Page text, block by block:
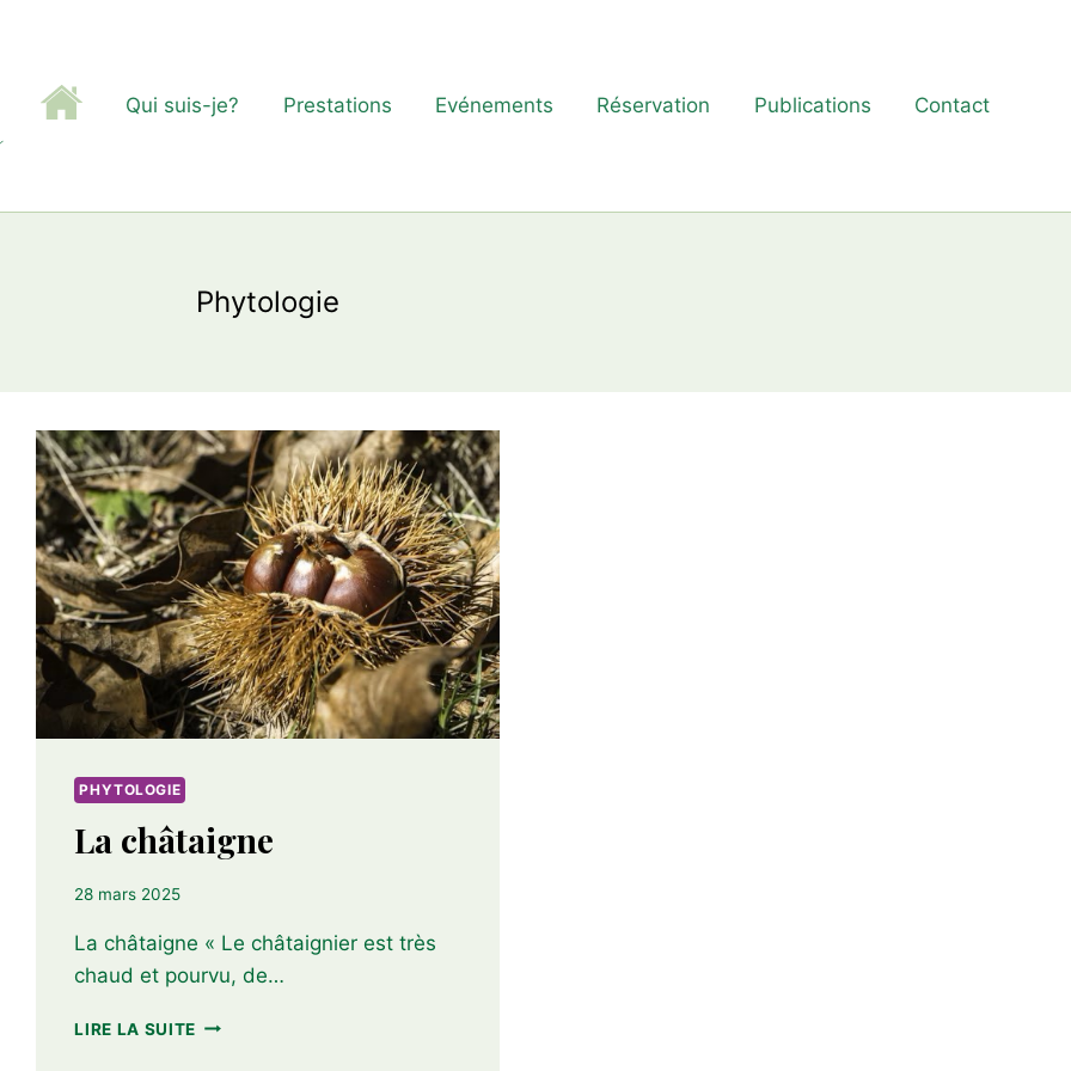
Qui suis-je?
Prestations Evénements Réservation Publications Contact
Phytologie
PHYTOLOGIE
La châtaigne
28 mars 2025
La châtaigne « Le châtaignier est très
chaud et pourvu, de…
LIRE LA SUITE LA